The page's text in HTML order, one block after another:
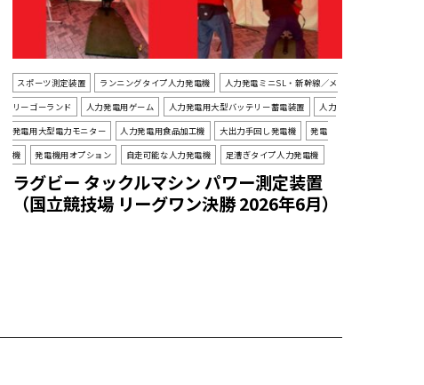
スポーツ測定装置 ランニングタイプ人力発電機
人力発電ミニSL・新幹線／メ
リーゴーランド
人力発電用ゲーム 人力発電用大型バッテリー蓄電装置
人力
発電用大型電力モニター
人力発電用食品加工機 大出力手回し発電機
発電
機
発電機用オプション 自走可能な人力発電機 足漕ぎタイプ人力発電機
ラグビー タックルマシン パワー測定装置
（国立競技場 リーグワン決勝 2026年6月）